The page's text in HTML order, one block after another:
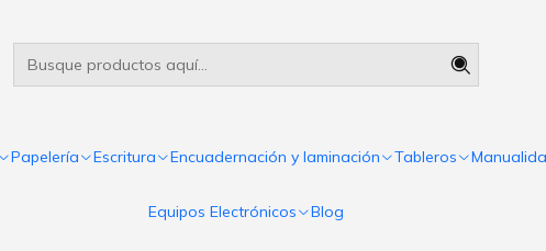
Papelería Escritura Encuadernación y laminación Tableros
Equipos Electrónicos Blog